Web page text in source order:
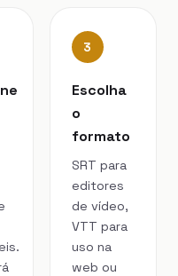
3
Escolha
o
formato
SRT para
editores
de vídeo,
VTT para
uso na
web ou